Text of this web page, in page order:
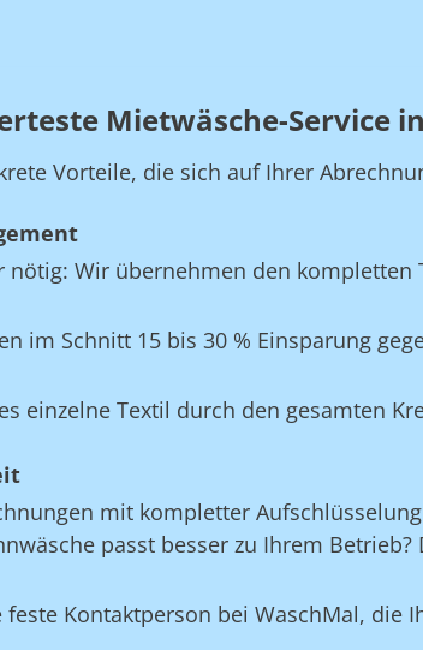
Mietwäsche-Service
Vorteile, die sich auf Ihrer
nötig: Wir übernehmen den kompletten
im Schnitt 15 bis 30 % Einsparung
einzelne Textil durch den gesamten
mit kompletter
passt besser zu Ihrem
Kontaktperson bei WaschMal,